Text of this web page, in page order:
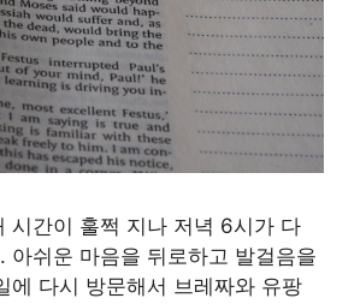
시간이 훌쩍 지나 저녁 6시가 다
아쉬운 마음을 뒤로하고 발걸음을
에 다시 방문해서 브레짜와 유팡